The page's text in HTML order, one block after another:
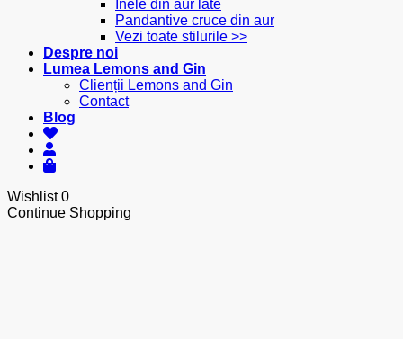
Inele din aur late
Pandantive cruce din aur
Vezi toate stilurile >>
Despre noi
Lumea Lemons and Gin
Clienții Lemons and Gin
Contact
Blog
Wishlist0
Continue Shopping